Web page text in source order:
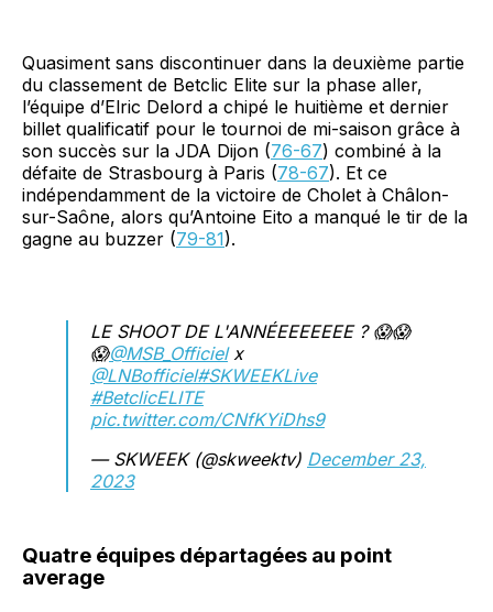
Quasiment sans discontinuer dans la deuxième partie
du classement de Betclic Elite sur la phase aller,
l’équipe d’Elric Delord a chipé le huitième et dernier
billet qualificatif pour le tournoi de mi-saison grâce à
son succès sur la JDA Dijon (76-67) combiné à la
défaite de Strasbourg à Paris (78-67). Et ce
indépendamment de la victoire de Cholet à Châlon-
sur-Saône, alors qu’Antoine Eito a manqué le tir de la
gagne au buzzer (79-81).
LE SHOOT DE L'ANNÉEEEEEEE ? 😱😱
😱@MSB_Officielx
@LNBofficiel#SKWEEKLive
#BetclicELITE
pic.twitter.com/CNfKYiDhs9
— SKWEEK (@skweektv) December 23,
2023
Quatre équipes départagées au point
average